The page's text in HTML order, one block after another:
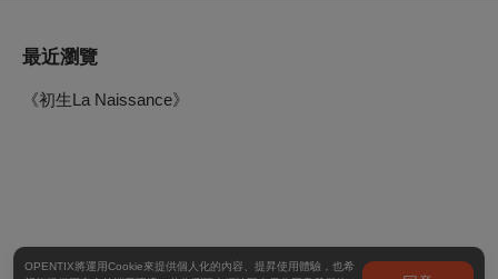
最近瀏覽
《初生La Naissance》
OPENTIX將運用Cookie來提供個人化的內容、提昇使用體驗，也希